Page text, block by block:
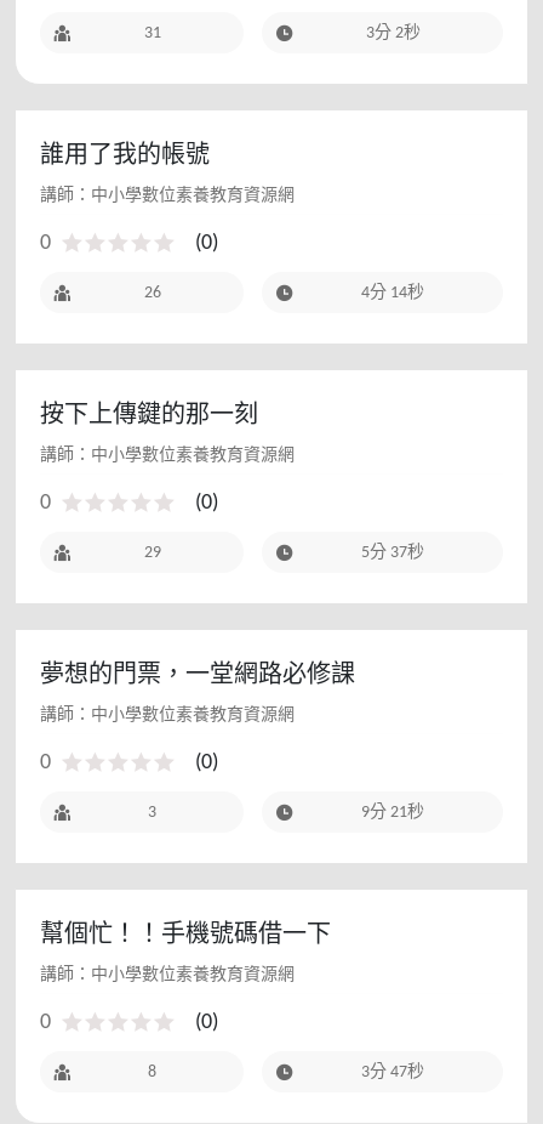
31 3分 2秒
誰用了我的帳號
講師：中小學數位素養教育資源網
0 (0)
26 4分 14秒
按下上傳鍵的那一刻
講師：中小學數位素養教育資源網
0 (0)
29 5分 37秒
夢想的門票，一堂網路必修課
講師：中小學數位素養教育資源網
0 (0)
3 9分 21秒
幫個忙！！手機號碼借一下
講師：中小學數位素養教育資源網
0 (0)
8 3分 47秒